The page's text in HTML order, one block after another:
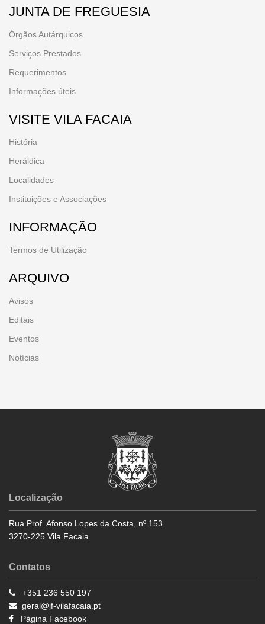
JUNTA DE FREGUESIA
Órgãos Autárquicos
Serviços Prestados
Requerimentos
Informações úteis
VISITE VILA FACAIA
História
Heráldica
Localidades
Instituições e Associações
INFORMAÇÃO
Termos de Utilização
ARQUIVO
Avisos
Editais
Eventos
Notícias
Localização
Rua Prof. Afonso Lopes da Costa, nº 153
3270-225 Vila Facaia
Contatos
+351 236 550 197
geral@jf-vilafacaia.pt
Página Facebook